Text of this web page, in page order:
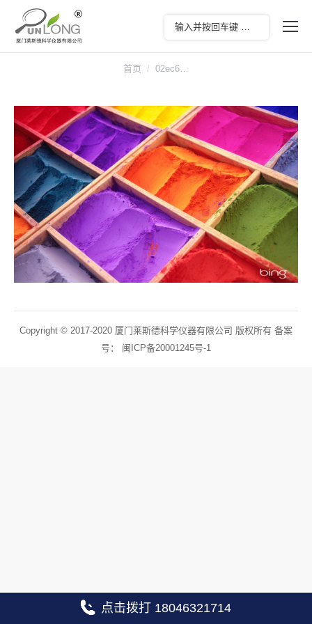
首页 02ec6…
Copyright © 2017-2020 厦门莱斯德科学仪器有限公司 版权所有 备案
号： 闽ICP备20001245号-1
点击拨打 18046321714